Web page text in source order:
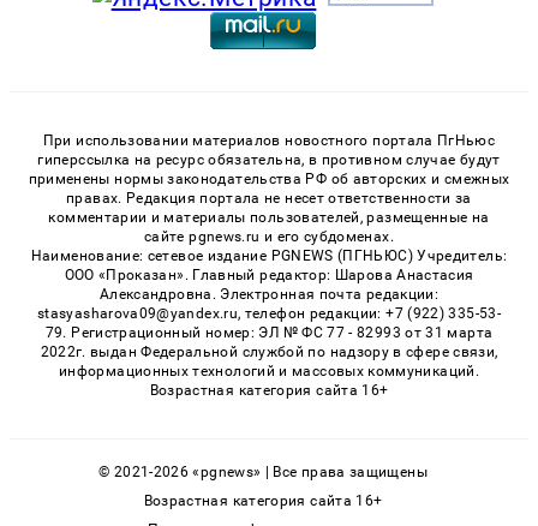
При использовании материалов новостного портала ПгНьюс
гиперссылка на ресурс обязательна, в противном случае будут
применены нормы законодательства РФ об авторских и смежных
правах. Редакция портала не несет ответственности за
комментарии и материалы пользователей, размещенные на
сайте pgnews.ru и его субдоменах.
Наименование: сетевое издание PGNEWS (ПГНЬЮС) Учредитель:
ООО «Проказан». Главный редактор: Шарова Анастасия
Александровна. Электронная почта редакции:
stasyasharova09@yandex.ru, телефон редакции: +7 (922) 335-53-
79. Регистрационный номер: ЭЛ № ФС 77 - 82993 от 31 марта
2022г. выдан Федеральной службой по надзору в сфере связи,
информационных технологий и массовых коммуникаций.
Возрастная категория сайта 16+
© 2021-2026 «pgnews» | Все права защищены
Возрастная категория сайта 16+